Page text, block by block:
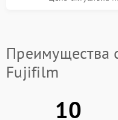
Преимущества
Fujifilm
10